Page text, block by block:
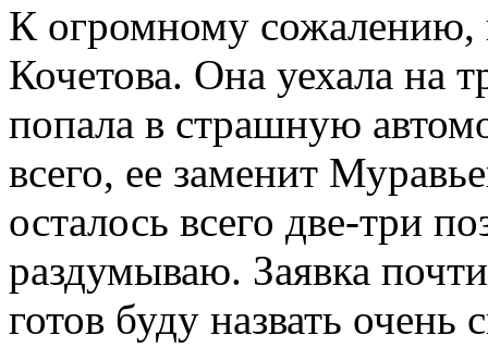
К огромному сожалению,
Кочетова. Она уехала на
попала в страшную
всего, ее заменит
осталось всего две-три
раздумываю. Заявка
готов буду назвать очень